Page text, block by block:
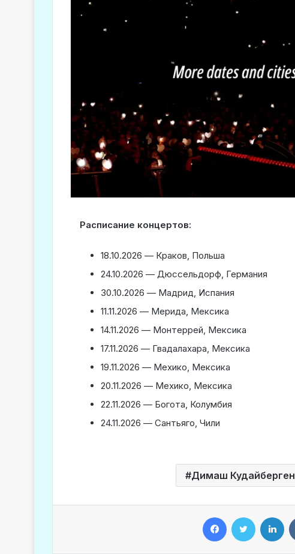
Расписание концертов:
18.10.2026 — Краков, Польша
24.10.2026 — Дюссельдорф, Германия
30.10.2026 — Мадрид, Испания
11.11.2026 — Мерида, Мексика
14.11.2026 — Монтеррей, Мексика
17.11.2026 — Гвадалахара, Мексика
19.11.2026 — Мехико, Мексика
20.11.2026 — Мехико, Мексика
22.11.2026 — Богота, Колумбия
24.11.2026 — Сантьяго, Чили
Димаш Кудайберген